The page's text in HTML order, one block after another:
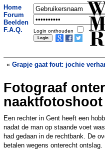
Home
Forum
Beelden
F.A.Q.
Login onthouden
« Grapje gaat fout: jochie
Fotograaf
Een rechter in Gent heeft een
nadat de man op staande voet
had gedaan in de rechtbank. De
betalen wegens onterecht